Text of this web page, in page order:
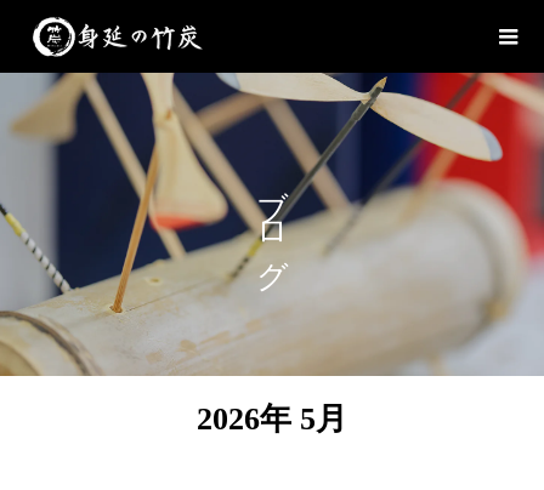
ブログ
2026年 5月